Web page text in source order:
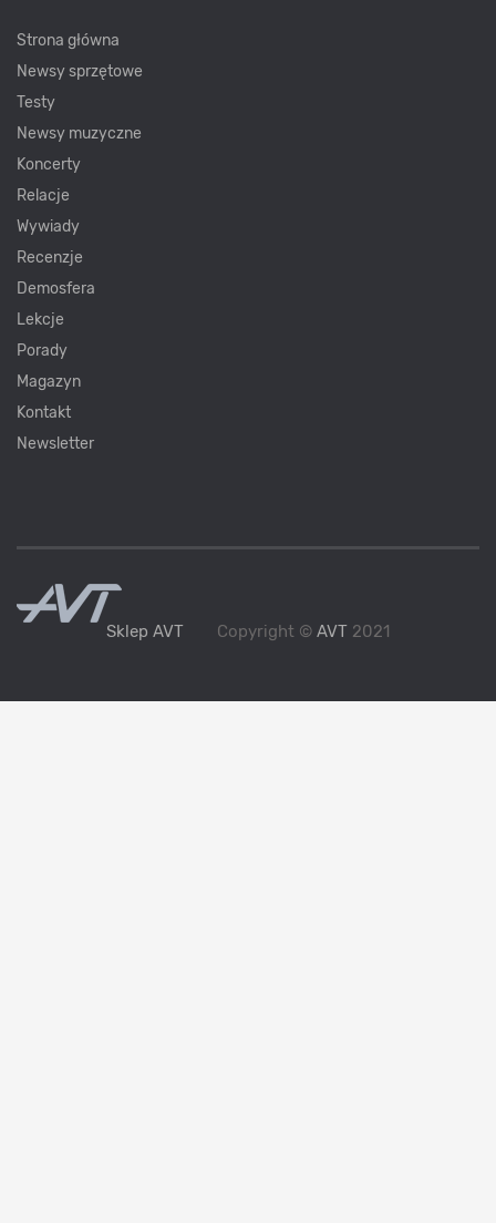
Strona główna
Newsy sprzętowe
Testy
Newsy muzyczne
Koncerty
Relacje
Wywiady
Recenzje
Demosfera
Lekcje
Porady
Magazyn
Kontakt
Newsletter
Sklep AVT Copyright © AVT 2021